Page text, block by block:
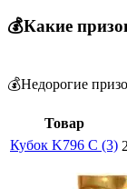
💰Какие
💰Недорогие
Товар
Кубок K796 C (3)